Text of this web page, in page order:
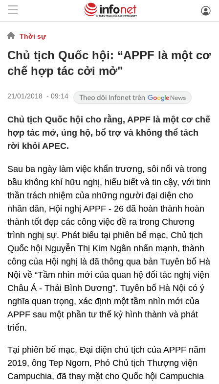
Thời sự
Chủ tịch Quốc hội: “APPF là một cơ
chế hợp tác cởi mở"
21/01/2018 - 09:14
Chủ tịch Quốc hội cho rằng, APPF là một cơ chế
hợp tác mở, ủng hộ, bổ trợ và không thể tách
rời khỏi APEC.
Sau ba ngày làm việc khẩn trương, sôi nổi và trong
bầu không khí hữu nghị, hiểu biết và tin cậy, với tinh
thần trách nhiệm của những người đại diện cho
nhân dân, Hội nghị APPF - 26 đã hoàn thành hoàn
thành tốt đẹp các công việc đề ra trong Chương
trình nghị sự. Phát biểu tại phiên bế mạc, Chủ tịch
Quốc hội Nguyễn Thị Kim Ngân nhấn mạnh, thành
công của Hội nghị là đã thông qua bản Tuyên bố Hà
Nội về “Tầm nhìn mới của quan hệ đối tác nghị viện
Châu Á - Thái Bình Dương”. Tuyên bố Hà Nội có ý
nghĩa quan trọng, xác định một tầm nhìn mới của
APPF sau một phần tư thế kỷ hình thành và phát
triển.
Tại phiên bế mạc, Đại diện chủ tịch của APPF năm
2019, ông Tep Ngorn, Phó Chủ tịch Thượng viện
Campuchia, đã thay mặt cho Quốc hội Campuchia